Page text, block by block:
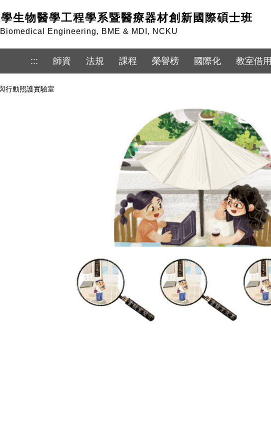
生物醫學工程學系暨醫療器材創新國際碩士班
Engineering, BME & MDI, NCKU
::: 師資 法規 課程 榮譽榜 國際化 教室借用
行動照護實驗室